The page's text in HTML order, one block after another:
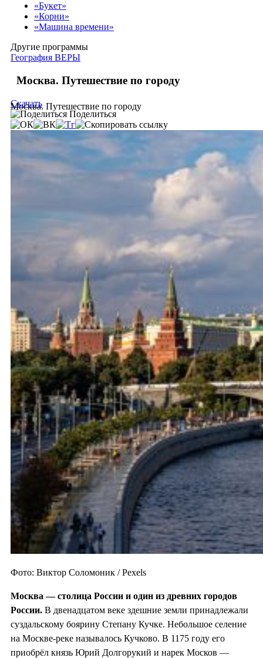
«Букет»
«Корни»
«Машина времени»
Другие программы
География ВЕРЫ
Москва. Путешествие по городу
Москва. Путешествие по городу
Скачать
Поделиться
Фото: Виктор Соломоник / Pexels
Москва — столица России и один из древних городов
России. В двенадцатом веке здешние земли принадлежали
суздальскому боярину Степану Кучке. Небольшое селение
на Москве-реке называлось Кучково. В 1175 году его
приобрёл князь Юрий Долгорукий и нарек Москов —